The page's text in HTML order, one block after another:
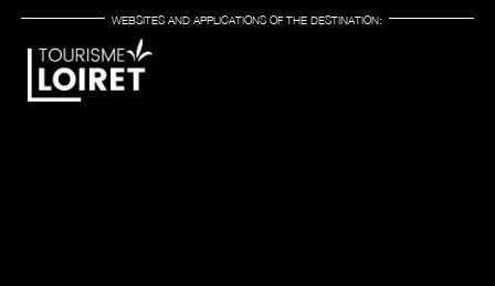
WEBSITES AND APPLICATIONS OF THE DESTINATION: